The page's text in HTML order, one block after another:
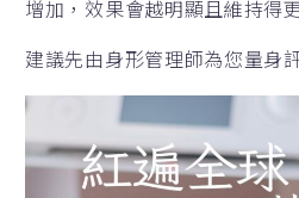
增加，效果會越明顯且維持得
建議先由身形管理師為您量身